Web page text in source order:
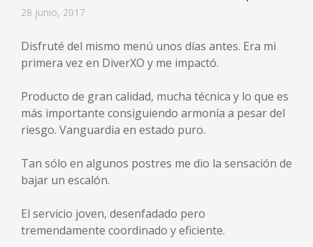
28 junio, 2017
Disfruté del mismo menú unos días antes. Era mi
primera vez en DiverXO y me impactó.
Producto de gran calidad, mucha técnica y lo que es
más importante consiguiendo armonía a pesar del
riesgo. Vanguardia en estado puro.
Tan sólo en algunos postres me dio la sensación de
bajar un escalón.
El servicio joven, desenfadado pero
tremendamente coordinado y eficiente.